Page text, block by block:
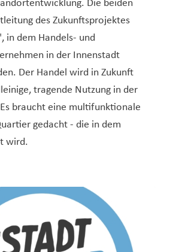
Die beiden
des Zukunftsprojektes
in dem Handels- und
in der Innenstadt
Der Handel wird in Zukunft
tragende Nutzung in der
braucht eine multifunktionale
gedacht - die in dem
wird.